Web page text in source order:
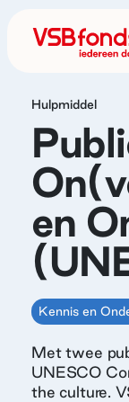
Hulpmiddel
en
Kennis en
Met twee
UNESCO
the culture.